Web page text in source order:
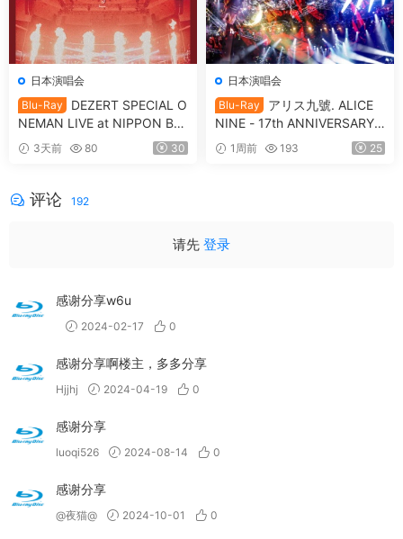
日本演唱会
Blu-Ray
DEZERT SPECIAL O
NEMAN LIVE at NIPPON BU
DOKAN Kimi no shinzou o sa
waru 「君の心臓を触る」[20
3天前 80 30
日本演唱会
Blu-Ray
アリス九號. ALICE
NINE - 17th ANNIVERSARY L
IVE 『17th THEATER』CD+B
D [2021.12.29] [BDISO 20.9
1周前 193 25
评论 192
请先 登录
感谢分享w6u
2024-02-17 0
感谢分享啊楼主，多多分享
Hjjhj 2024-04-19 0
感谢分享
luoqi526 2024-08-14 0
感谢分享
@夜猫@ 2024-10-01 0